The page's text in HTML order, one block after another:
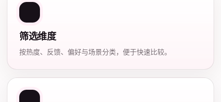
筛选维度
按热度、反馈、偏好与场景分类，便于快速比较。